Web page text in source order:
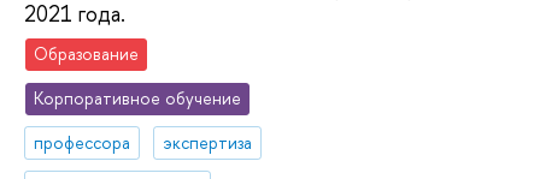
2021 года.
Образование
Корпоративное обучение
профессора
экспертиза